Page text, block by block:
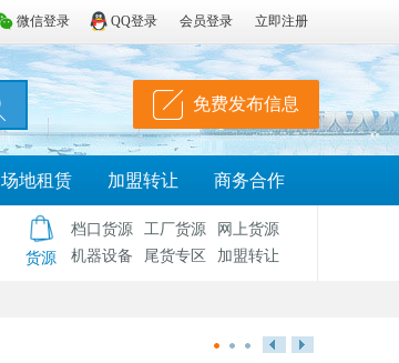
微信登录 QQ登录 会员登录 立即注册
免费发布信息
场地租赁 加盟转让 商务合作
货源
档口货源 工厂货源
网上货源
机器设备
尾货专区 加盟转让